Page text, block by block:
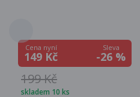
Cena nyní
149 Kč
Sleva
-26 %
199 Kč
skladem 10 ks